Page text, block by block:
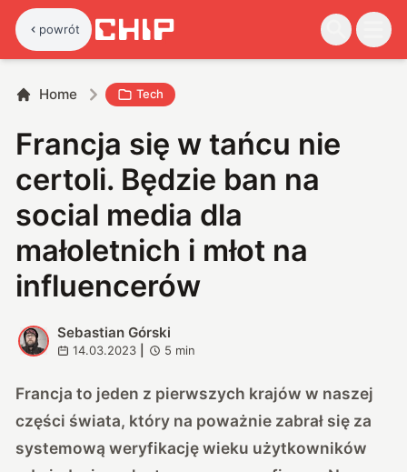
powrót
Home Tech
Francja się w tańcu nie
certoli. Będzie ban na
social media dla
małoletnich i młot na
influencerów
S
Sebastian Górski
14.03.2023 5 min
Francja to jeden z pierwszych krajów w naszej
części świata, który na poważnie zabrał się za
systemową weryfikację wieku użytkowników